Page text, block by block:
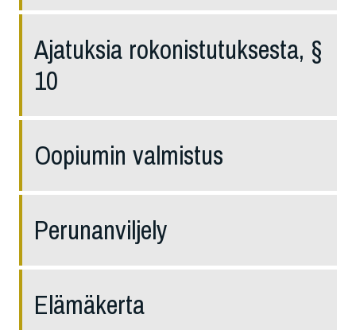
Ajatuksia rokonistutuksesta, §
10
Oopiumin valmistus
Perunanviljely
Elämäkerta